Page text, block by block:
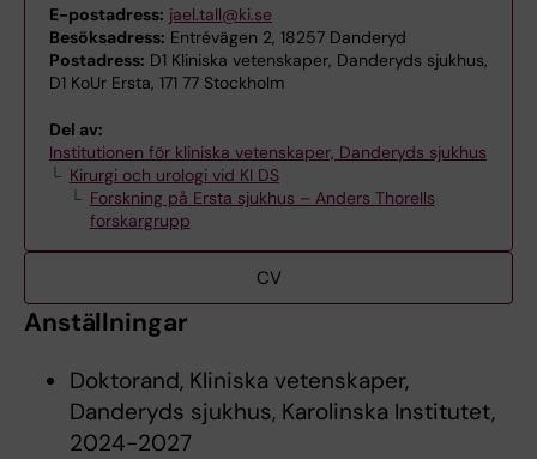
E-postadress: jael.tall@ki.se
Besöksadress: Entrévägen 2, 18257 Danderyd
Postadress: D1 Kliniska vetenskaper, Danderyds sjukhus,
D1 KoUr Ersta, 171 77 Stockholm
Del av:
Institutionen för kliniska vetenskaper, Danderyds sjukhus
Kirurgi och urologi vid KI DS
Forskning på Ersta sjukhus – Anders Thorells
forskargrupp
CV
Anställningar
Doktorand, Kliniska vetenskaper,
Danderyds sjukhus, Karolinska Institutet,
2024-2027